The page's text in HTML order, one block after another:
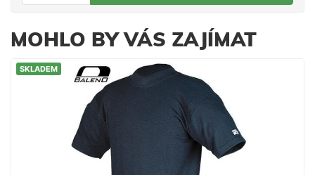
MOHLO BY VÁS ZAJÍMAT
SKLADEM